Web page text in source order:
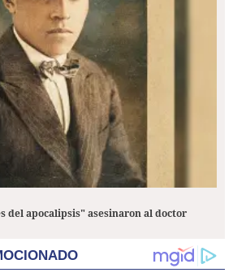
del apocalipsis" asesinaron al doctor